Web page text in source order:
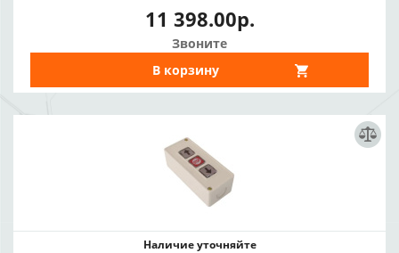
11 398.00р.
Звоните
В корзину
Наличие уточняйте